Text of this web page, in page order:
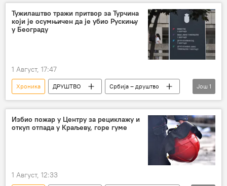
Рускиња
Тужилаштво тражи притвор за Турчина
који је осумњичен да је убио Рускињу
у Београду
1 Август, 17:47
Хроника ДРУШТВО
Србија – друштво
Србија – хроника
Још 1
Избио пожар у Центру за рециклажу и
откуп отпада у Краљеву, горе гуме
1 Август, 12:33